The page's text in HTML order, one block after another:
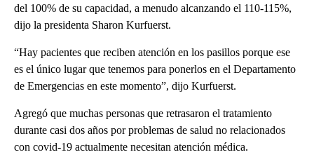
del 100% de su capacidad, a menudo alcanzando el 110-115%,
dijo la presidenta Sharon Kurfuerst.
“Hay pacientes que reciben atención en los pasillos porque ese
es el único lugar que tenemos para ponerlos en el Departamento
de Emergencias en este momento”, dijo Kurfuerst.
Agregó que muchas personas que retrasaron el tratamiento
durante casi dos años por problemas de salud no relacionados
con covid-19 actualmente necesitan atención médica.